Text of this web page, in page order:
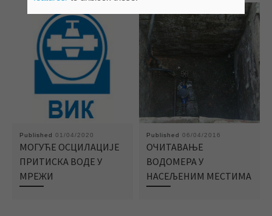
Published 01/04/2020
МОГУЋЕ ОСЦИЛАЦИЈЕ
ПРИТИСКА ВОДЕ У
МРЕЖИ
Published 06/04/2016
ОЧИТАВАЊЕ
ВОДОМЕРА У
НАСЕЉЕНИМ МЕСТИМА